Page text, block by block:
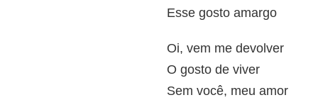
Esse gosto amargo
Oi, vem me devolver
O gosto de viver
Sem você, meu amor